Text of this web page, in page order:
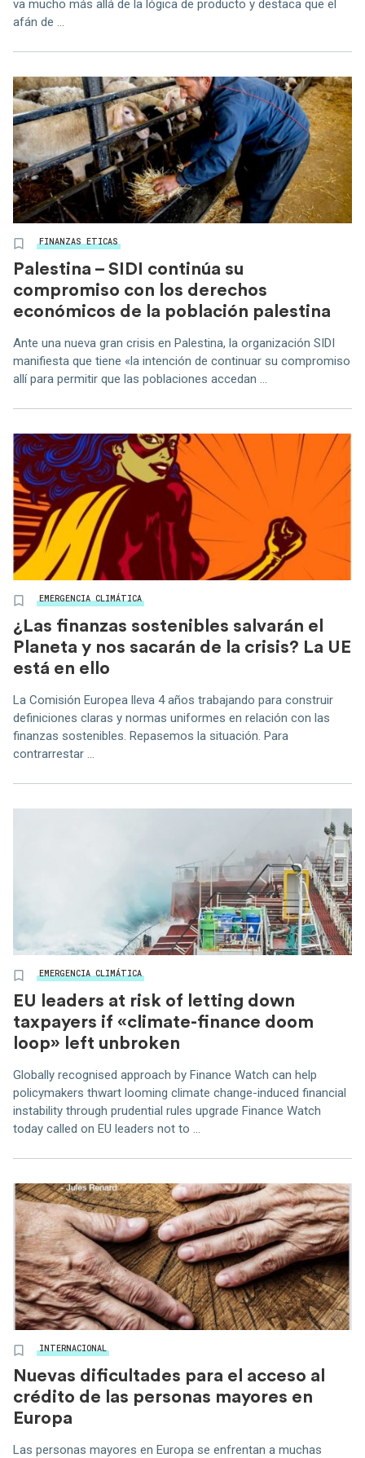
va mucho más allá de la lógica de producto y destaca que el
afán de ...
FINANZAS ETICAS
Palestina – SIDI continúa su
compromiso con los derechos
económicos de la población palestina
Ante una nueva gran crisis en Palestina, la organización SIDI
manifiesta que tiene «la intención de continuar su compromiso
allí para permitir que las poblaciones accedan ...
EMERGENCIA CLIMÁTICA
¿Las finanzas sostenibles salvarán el
Planeta y nos sacarán de la crisis? La UE
está en ello
La Comisión Europea lleva 4 años trabajando para construir
definiciones claras y normas uniformes en relación con las
finanzas sostenibles. Repasemos la situación. Para
contrarrestar ...
EMERGENCIA CLIMÁTICA
EU leaders at risk of letting down
taxpayers if «climate-finance doom
loop» left unbroken
Globally recognised approach by Finance Watch can help
policymakers thwart looming climate change-induced financial
instability through prudential rules upgrade Finance Watch
today called on EU leaders not to ...
INTERNACIONAL
Nuevas dificultades para el acceso al
crédito de las personas mayores en
Europa
Las personas mayores en Europa se enfrentan a muchas